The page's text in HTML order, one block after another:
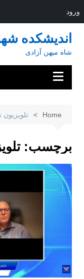
ورود
content
اندیشکده
شاه میهن آزادی
Home تلویزیون
برچسب: